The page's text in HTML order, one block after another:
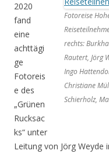
Fotoreise
rechts:
Rautert, Jörg
Ingo
Christiane
Schierholz,
2020
fand
eine
achttägi
ge
Fotoreis
e des
„Grünen
Rucksac
ks“ unter
Leitung von Jörg